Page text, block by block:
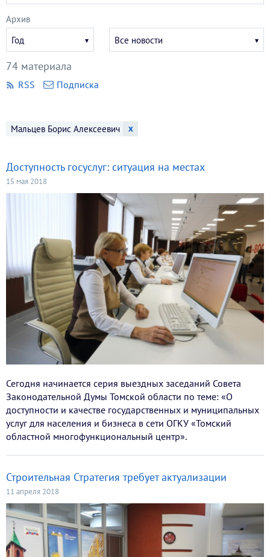
Мальцев Борис Алексеевич x
Доступность госуслуг: ситуация на местах
15 мая 2018
Сегодня начинается серия выездных заседаний Совета
Законодательной Думы Томской области по теме: «О
доступности и качестве государственных и муниципальных
услуг для населения и бизнеса в сети ОГКУ «Томский
областной многофункциональный центр».
Строительная Стратегия требует актуализации
11 апреля 2018
Архив
год
Год
месяц
Все новости
74 материала
RSS Подписка